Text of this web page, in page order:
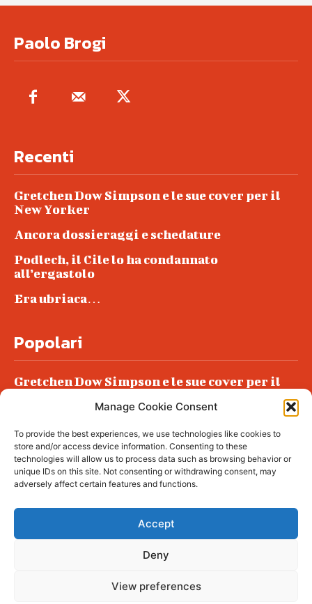
Manage Cookie Consent
To provide the best experiences, we use technologies like cookies to
store and/or access device information. Consenting to these
technologies will allow us to process data such as browsing behavior or
unique IDs on this site. Not consenting or withdrawing consent, may
adversely affect certain features and functions.
Accept
Deny
View preferences
Paolo Brogi
Recenti
Gretchen Dow Simpson e le sue cover per il
New Yorker
Ancora dossieraggi e schedature
Podlech, il Cile lo ha condannato
all’ergastolo
Era ubriaca…
Popolari
Gretchen Dow Simpson e le sue cover per il
Podlech, il Cile lo ha condannato
all’ergastolo
Era ubriaca…
© tagDiv - All rights reserved. Made with
complete News Portal about living, lifestyle,
fashion and wellness. Take your time and